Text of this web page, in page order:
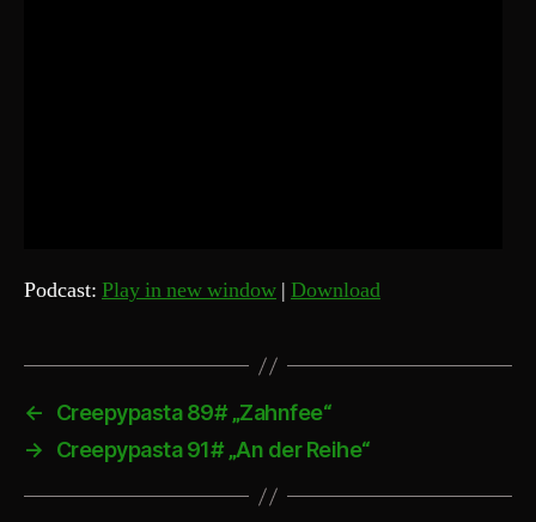
Podcast: Play in new window | Download
←
Creepypasta 89# „Zahnfee“
→
Creepypasta 91# „An der Reihe“